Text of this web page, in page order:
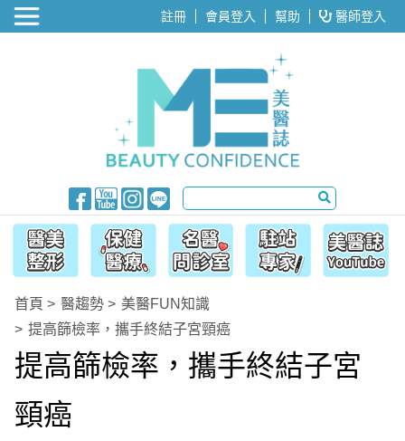
醫美整形 註冊 會員登入 幫助 醫師登入
首頁 醫趨勢
美醫FUN知識
提高篩檢率，攜手終結子宮頸癌
提高篩檢率，攜手終結子宮
頸癌